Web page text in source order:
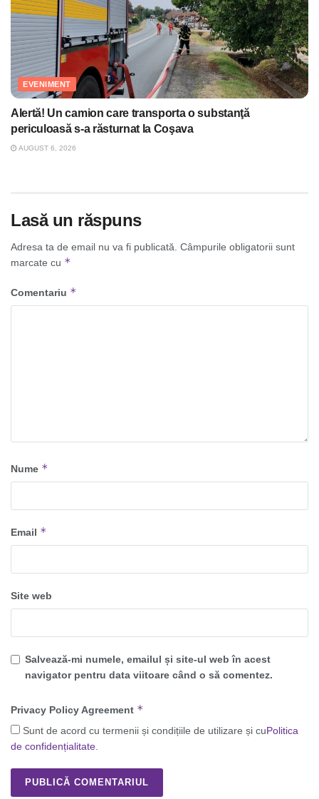
EVENIMENT
Alertă! Un camion care transporta o substanţă
periculoasă s-a răsturnat la Coşava
AUGUST 6, 2026
Lasă un răspuns
Adresa ta de email nu va fi publicată. Câmpurile obligatorii sunt
marcate cu *
Comentariu *
Nume *
Email *
Site web
Salvează-mi numele, emailul și site-ul web în acest
navigator pentru data viitoare când o să comentez.
Privacy Policy Agreement *
Sunt de acord cu termenii și condițiile de utilizare și cuPolitica
de confidențialitate.